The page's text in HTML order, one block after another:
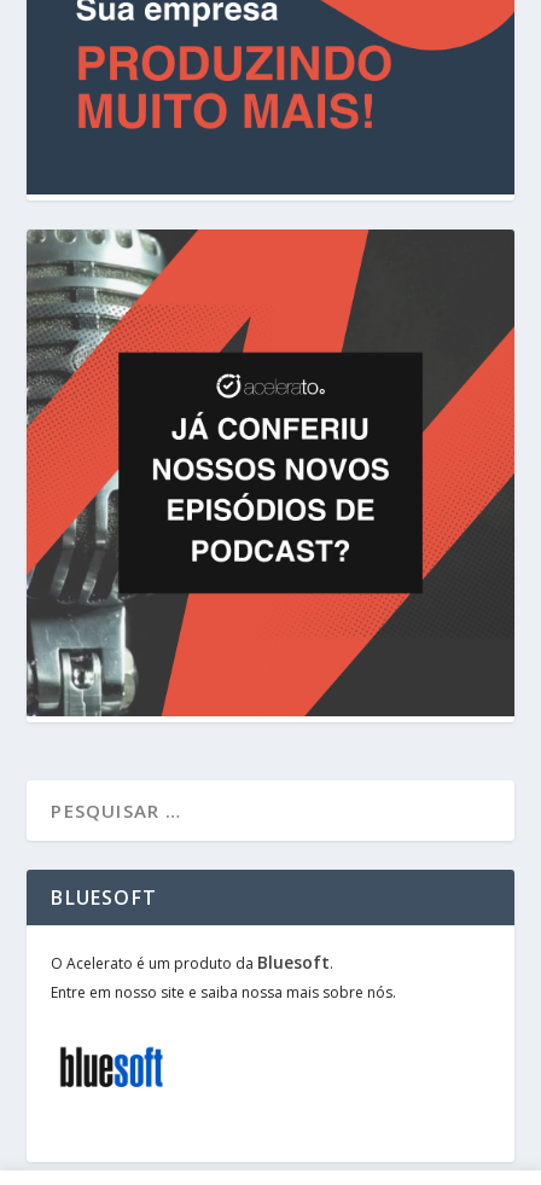
BLUESOFT
O Acelerato é um produto da Bluesoft.
Entre em nosso site e saiba nossa mais sobre nós.